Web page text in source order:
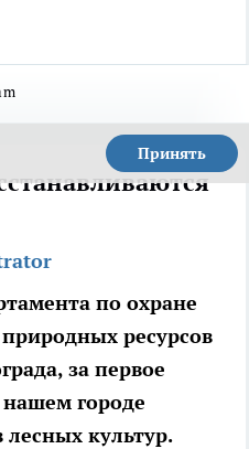
Принять
по охране
ресурсов
за первое
нашем городе
культур.